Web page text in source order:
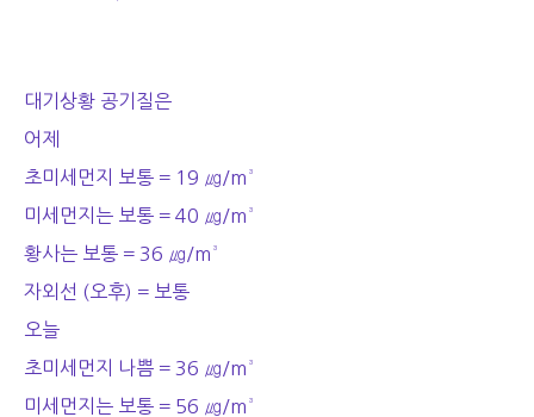
대기상황 공기질은
어제
초미세먼지 보통 = 19 ㎍/m³
미세먼지는 보통 = 40 ㎍/m³
황사는 보통 = 36 ㎍/m³
자외선 (오후) = 보통
오늘
초미세먼지 나쁨 = 36 ㎍/m³
미세먼지는 보통 = 56 ㎍/m³